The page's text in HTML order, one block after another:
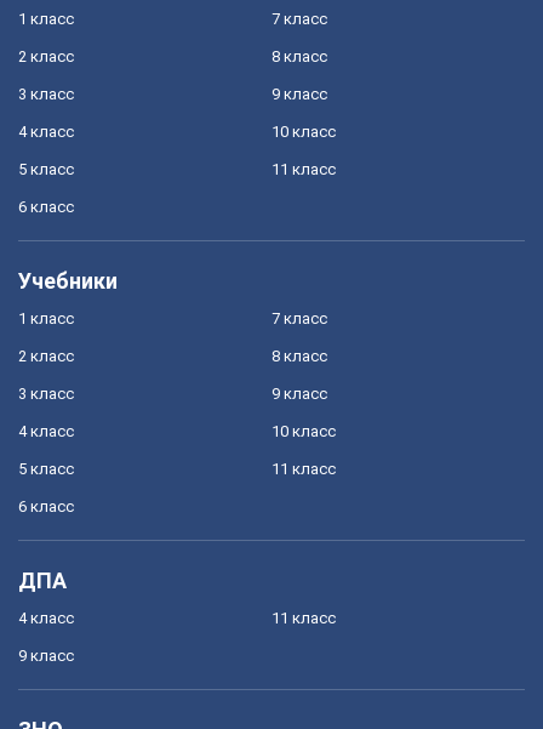
1 класс
2 класс
3 класс
4 класс
5 класс
6 класс
7 класс
8 класс
9 класс
10 класс
11 класс
Учебники
1 класс
2 класс
3 класс
4 класс
5 класс
6 класс
7 класс
8 класс
9 класс
10 класс
11 класс
ДПА
4 класс
9 класс
11 класс